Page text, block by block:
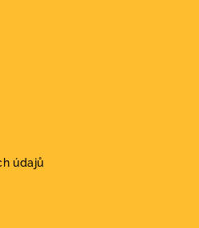
údajů